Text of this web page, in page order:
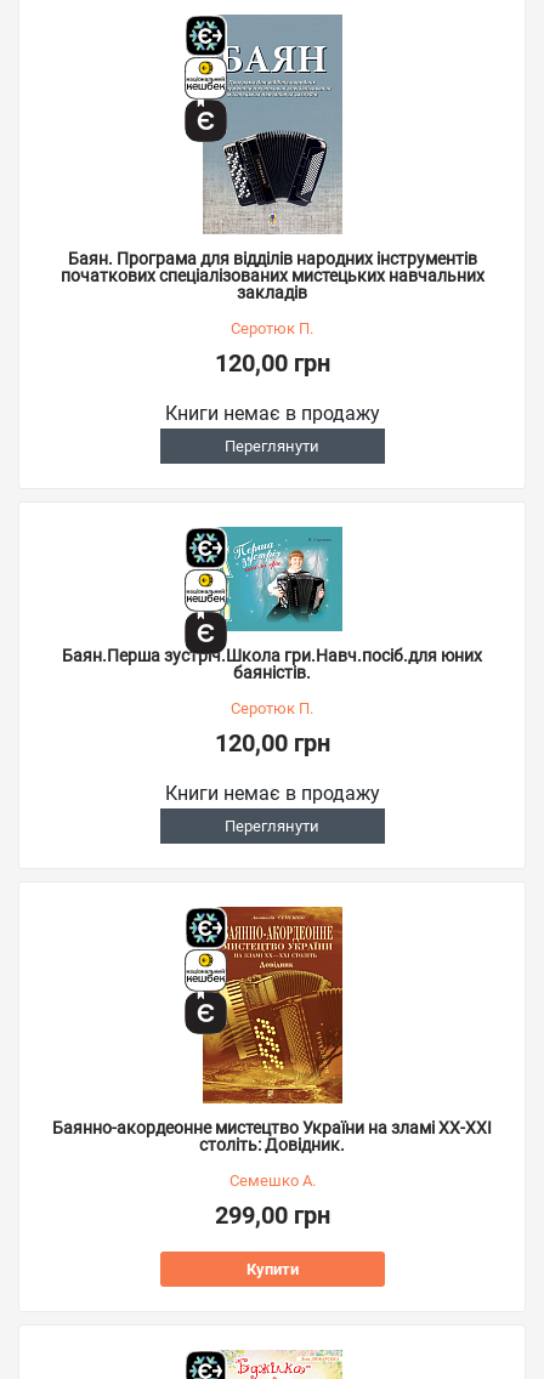
Баян. Програма для відділів народних інструментів
початкових спеціалізованих мистецьких навчальних
закладів
Серотюк П.
120,00 грн
Книги немає в продажу
Переглянути
Баян.Перша зустріч.Школа гри.Навч.посіб.для юних
баяністів.
Серотюк П.
120,00 грн
Книги немає в продажу
Переглянути
Баянно-акордеонне мистецтво України на зламі ХХ-ХХІ
століть: Довідник.
Семешко А.
299,00 грн
Купити